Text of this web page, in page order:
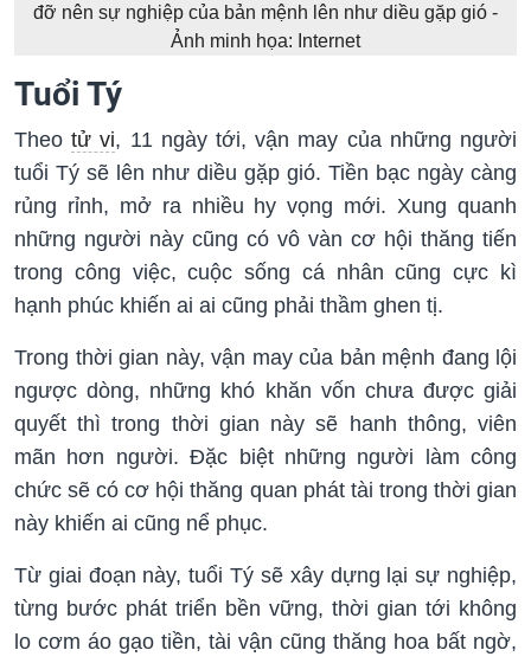
đỡ nên sự nghiệp của bản mệnh lên như diều gặp gió -
Ảnh minh họa: Internet
Tuổi Tý
Theotử vi, 11 ngày tới, vận may của những người
tuổi Tý sẽ lên như diều gặp gió. Tiền bạc ngày càng
rủng rỉnh, mở ra nhiều hy vọng mới. Xung quanh
những người này cũng có vô vàn cơ hội thăng tiến
trong công việc, cuộc sống cá nhân cũng cực kì
hạnh phúc khiến ai ai cũng phải thầm ghen tị.
Trong thời gian này, vận may của bản mệnh đang lội
ngược dòng, những khó khăn vốn chưa được giải
quyết thì trong thời gian này sẽ hanh thông, viên
mãn hơn người. Đặc biệt những người làm công
chức sẽ có cơ hội thăng quan phát tài trong thời gian
này khiến ai cũng nể phục.
Từ giai đoạn này, tuổi Tý sẽ xây dựng lại sự nghiệp,
từng bước phát triển bền vững, thời gian tới không
lo cơm áo gạo tiền, tài vận cũng thăng hoa bất ngờ,